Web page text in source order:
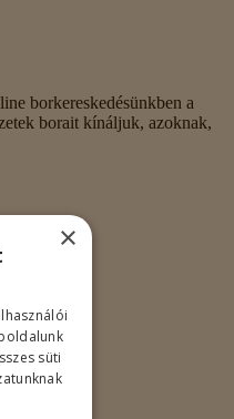
borkereskedésünkben a
borait kínáljuk, azoknak,
×
süti